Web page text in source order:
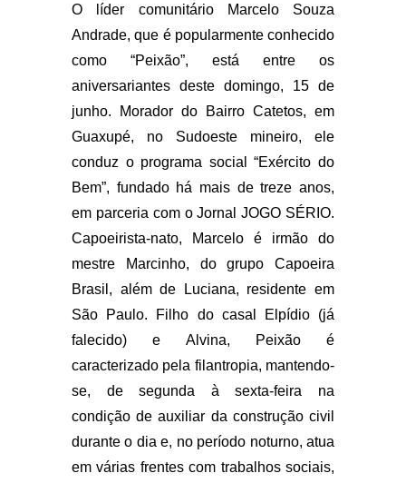
O líder comunitário Marcelo Souza
Andrade, que é popularmente conhecido
como “Peixão”, está entre os
aniversariantes deste domingo, 15 de
junho. Morador do Bairro Catetos, em
Guaxupé, no Sudoeste mineiro, ele
conduz o programa social “Exército do
Bem”, fundado há mais de treze anos,
em parceria com o Jornal JOGO SÉRIO.
Capoeirista-nato, Marcelo é irmão do
mestre Marcinho, do grupo Capoeira
Brasil, além de Luciana, residente em
São Paulo. Filho do casal Elpídio (já
falecido) e Alvina, Peixão é
caracterizado pela filantropia, mantendo-
se, de segunda à sexta-feira na
condição de auxiliar da construção civil
durante o dia e, no período noturno, atua
em várias frentes com trabalhos sociais,